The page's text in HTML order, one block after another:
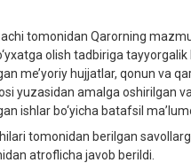
tomonidan Qarorning
olish tadbiriga tayyorgalik
me’yoriy hujjatlar, qonun va
yuzasidan amalga oshirilgan
ishlar bo‘yicha batafsil
tomonidan berilgan
atroflicha javob berildi.